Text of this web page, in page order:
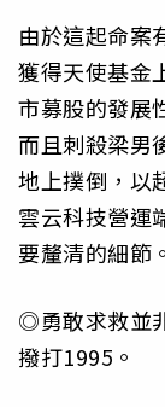
由於這起命案
獲得天使基金
市募股的發展
而且刺殺梁男
地上撲倒，以
雲云科技營運
要釐清的細節。
◎勇敢求救並
撥打1995。